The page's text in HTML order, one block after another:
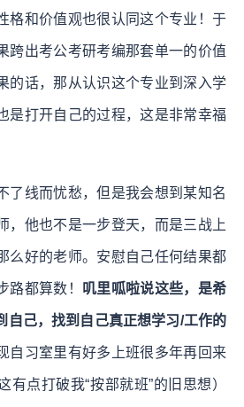
格和价值观也很认同这个专业！于
跨出考公考研考编那套单一的价值
的话，那从认识这个专业到深入学
是打开自己的过程，这是非常幸福
了线而忧愁，但是我会想到某知名
，他也不是一步登天，而是三战上
么好的老师。安慰自己任何结果都
路都算数！ 叽里呱啦说这些，是希
自己，找到自己真正想学习/工作的
自习室里有好多上班很多年再回来
有点打破我“按部就班”的旧思想）